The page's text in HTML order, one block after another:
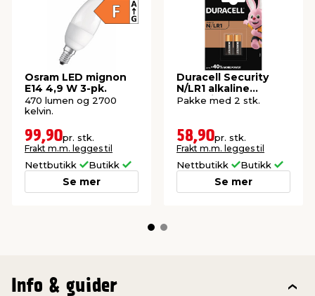
Osram LED mignon
E14 4,9 W 3-pk.
470 lumen og 2700
kelvin.
99,90pr. stk.
Frakt m.m. legges til
Nettbutikk Butikk
Se mer
Duracell Security
N/LR1 alkaline
batterier 2-pk.
Pakke med 2 stk.
58,90pr. stk.
Frakt m.m. legges til
Nettbutikk Butikk
Se mer
Info & guider